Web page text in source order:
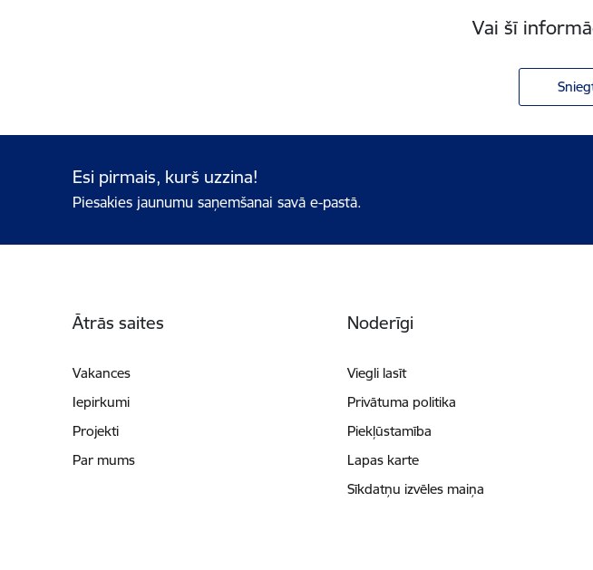
Vai šī
Esi pirmais, kurš uzzina!
Piesakies jaunumu saņemšanai savā e-pastā.
Ātrās saites
Vakances
Iepirkumi
Projekti
Par mums
Noderīgi
Viegli lasīt
Privātuma politika
Piekļūstamība
Lapas karte
Sīkdatņu izvēles maiņa